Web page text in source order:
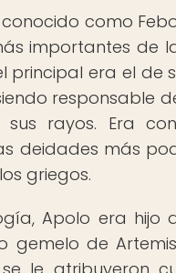
como
importantes de
principal era el de
responsable
rayos. Era
deidades más
griegos.
Apolo era hijo
gemelo de